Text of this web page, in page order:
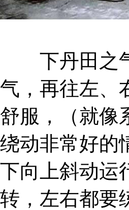
下丹田之气
气，再往左、
舒服，（就像
绕动非常好的
下向上斜动运
转，左右都要